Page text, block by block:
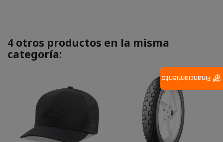
4 otros productos en la misma
categoría:
Financiamiento